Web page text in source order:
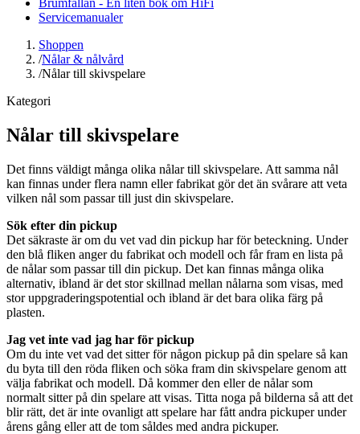
Servicemanualer
Shoppen
/Nålar & nålvård
/Nålar till skivspelare
Kategori
Nålar till skivspelare
Det finns väldigt många olika nålar till skivspelare. Att samma nål
kan finnas under flera namn eller fabrikat gör det än svårare att veta
vilken nål som passar till just din skivspelare.
Sök efter din pickup
Det säkraste är om du vet vad din pickup har för beteckning. Under
den blå fliken anger du fabrikat och modell och får fram en lista på
de nålar som passar till din pickup. Det kan finnas många olika
alternativ, ibland är det stor skillnad mellan nålarna som visas, med
stor uppgraderingspotential och ibland är det bara olika färg på
plasten.
Jag vet inte vad jag har för pickup
Om du inte vet vad det sitter för någon pickup på din spelare så kan
du byta till den röda fliken och söka fram din skivspelare genom att
välja fabrikat och modell. Då kommer den eller de nålar som
normalt sitter på din spelare att visas. Titta noga på bilderna så att det
blir rätt, det är inte ovanligt att spelare har fått andra pickuper under
årens gång eller att de tom såldes med andra pickuper.